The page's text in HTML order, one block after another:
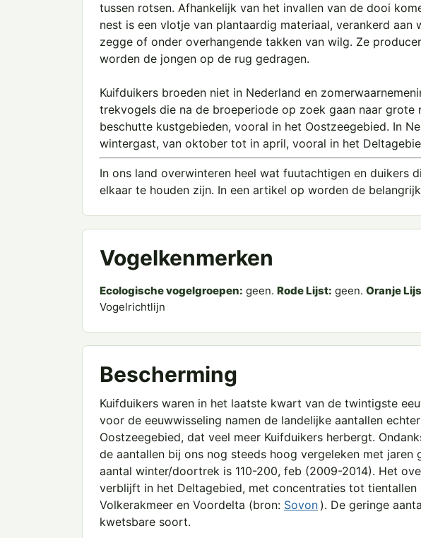
tussen rotsen. Afhankelijk van het invallen van de dooi
nest is een vlotje van plantaardig materiaal, verankerd aan
zegge of onder overhangende takken van wilg. Ze
worden de jongen op de rug gedragen.
Kuifduikers broeden niet in Nederland en
trekvogels die na de broeperiode op zoek gaan naar grote
beschutte kustgebieden, vooral in het Oostzeegebied. In
wintergast, van oktober tot in april, vooral in het
In ons land overwinteren heel wat fuutachtigen en duikers
elkaar te houden zijn. In een artikel op worden de
Vogelkenmerken
Ecologische vogelgroepen: geen. Rode Lijst: geen. Oranje
Vogelrichtlijn
Bescherming
Kuifduikers waren in het laatste kwart van de twintigste
voor de eeuwwisseling namen de landelijke aantallen
Oostzeegebied, dat veel meer Kuifduikers herbergt.
de aantallen bij ons nog steeds hoog vergeleken met jaren
aantal winter/doortrek is 110-200, feb (2009-2014). Het
verblijft in het Deltagebied, met concentraties tot tientallen
Volkerakmeer en Voordelta (bron: Sovon ). De geringe
kwetsbare soort.